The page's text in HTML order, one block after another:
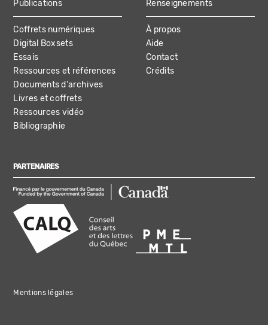
Publications
Coffrets numériques
Digital Boxsets
Essais
Ressources et références
Documents d'archives
Livres et coffrets
Ressources vidéo
Bibliographie
Renseignements
À propos
Aide
Contact
Crédits
PARTENAIRES
Mentions légales